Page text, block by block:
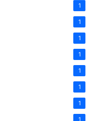
1
1
1
1
1
1
1
1